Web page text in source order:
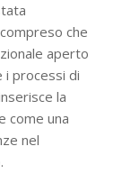
che
aperto
i processi di
la
come una
nel